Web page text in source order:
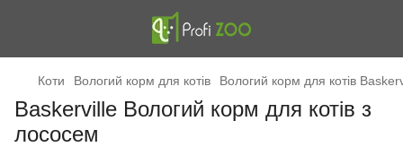
Коти Вологий корм для котів Вологий корм для котів
Baskerville Вологий корм для котів з
лососем